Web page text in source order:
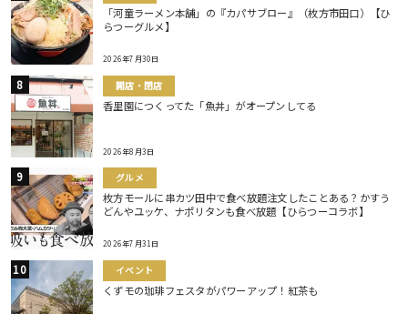
「河童ラーメン本舗」の『カパサブロー』（枚方市田口）【ひ
らつーグルメ】
2026年7月30日
開店・閉店
香里園につくってた「魚丼」がオープンしてる
2026年8月3日
グルメ
枚方モールに串カツ田中で食べ放題注文したことある？かすう
どんやユッケ、ナポリタンも食べ放題【ひらつーコラボ】
2026年7月31日
イベント
くずモの珈琲フェスタがパワーアップ！紅茶も